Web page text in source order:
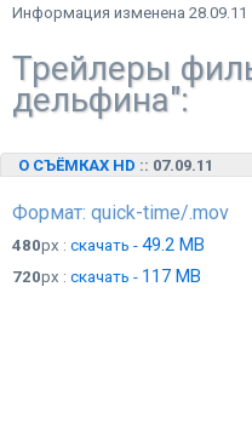
Информация изменена 28.09.11
Трейлеры
дельфина":
О СЪЁМКАХ HD :: 07.09.11
Формат: quick-time/.mov
480px : скачать - 49.2 MB
720px : скачать - 117 MB